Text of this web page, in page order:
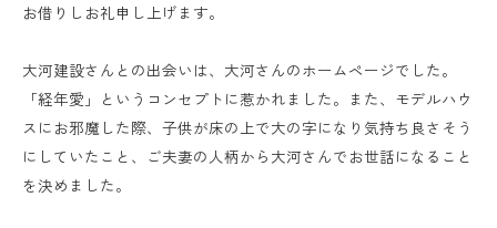
お借りしお礼申し上げます。
大河建設さんとの出会いは、大河さんのホームページでした。
「経年愛」というコンセプトに惹かれました。また、モデルハウ
スにお邪魔した際、子供が床の上で大の字になり気持ち良さそう
にしていたこと、ご夫妻の人柄から大河さんでお世話になること
を決めました。